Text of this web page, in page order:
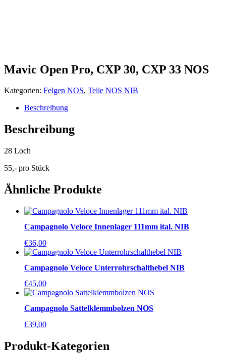
Mavic Open Pro, CXP 30, CXP 33 NOS
Kategorien: Felgen NOS, Teile NOS NIB
Beschreibung
Beschreibung
28 Loch
55,- pro Stück
Ähnliche Produkte
Campagnolo Veloce Innenlager 111mm ital. NIB
€36,00
Campagnolo Veloce Unterrohrschalthebel NIB
€45,00
Campagnolo Sattelklemmbolzen NOS
€39,00
Produkt-Kategorien